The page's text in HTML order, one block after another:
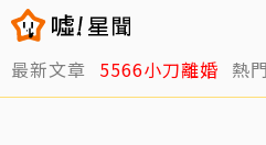
最新文章 5566小刀離婚 熱